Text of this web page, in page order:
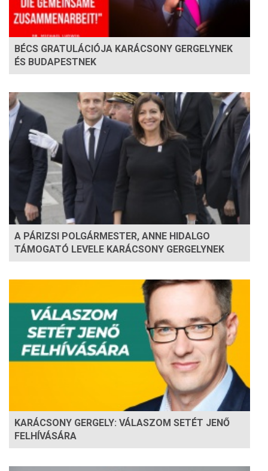
BÉCS GRATULÁCIÓJA KARÁCSONY GERGELYNEK
ÉS BUDAPESTNEK
A PÁRIZSI POLGÁRMESTER, ANNE HIDALGO
TÁMOGATÓ LEVELE KARÁCSONY GERGELYNEK
KARÁCSONY GERGELY: VÁLASZOM SETÉT JENŐ
FELHÍVÁSÁRA